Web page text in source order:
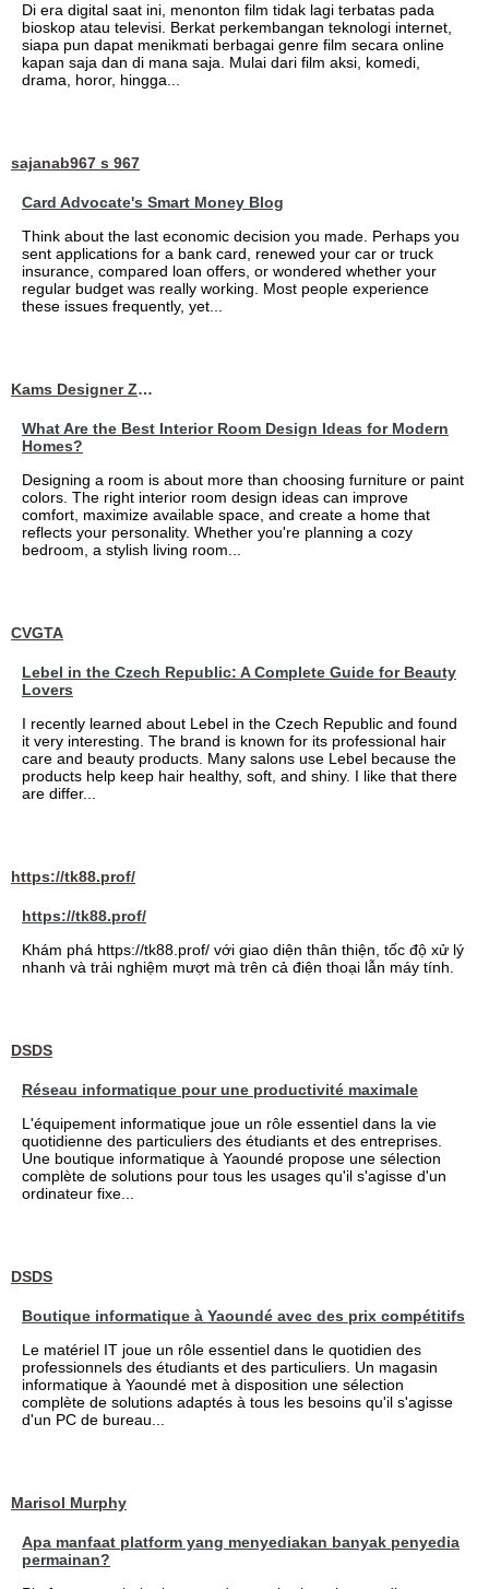
Di era digital saat ini, menonton film tidak lagi terbatas pada
bioskop atau televisi. Berkat perkembangan teknologi internet,
siapa pun dapat menikmati berbagai genre film secara online
kapan saja dan di mana saja. Mulai dari film aksi, komedi,
drama, horor, hingga...
sajanab967 s 967
Card Advocate's Smart Money Blog
Think about the last economic decision you made. Perhaps you
sent applications for a bank card, renewed your car or truck
insurance, compared loan offers, or wondered whether your
regular budget was really working. Most people experience
these issues frequently, yet...
Kams Designer Zone
What Are the Best Interior Room Design Ideas for Modern
Homes?
Designing a room is about more than choosing furniture or paint
colors. The right interior room design ideas can improve
comfort, maximize available space, and create a home that
reflects your personality. Whether you're planning a cozy
bedroom, a stylish living room...
CVGTA
Lebel in the Czech Republic: A Complete Guide for Beauty
Lovers
I recently learned about Lebel in the Czech Republic and found
it very interesting. The brand is known for its professional hair
care and beauty products. Many salons use Lebel because the
products help keep hair healthy, soft, and shiny. I like that there
are differ...
https://tk88.prof/
https://tk88.prof/
Khám phá https://tk88.prof/ với giao diện thân thiện, tốc độ xử lý
nhanh và trải nghiệm mượt mà trên cả điện thoại lẫn máy tính.
DSDS
Réseau informatique pour une productivité maximale
L'équipement informatique joue un rôle essentiel dans la vie
quotidienne des particuliers des étudiants et des entreprises.
Une boutique informatique à Yaoundé propose une sélection
complète de solutions pour tous les usages qu'il s'agisse d'un
ordinateur fixe...
DSDS
Boutique informatique à Yaoundé avec des prix compétitifs
Le matériel IT joue un rôle essentiel dans le quotidien des
professionnels des étudiants et des particuliers. Un magasin
informatique à Yaoundé met à disposition une sélection
complète de solutions adaptés à tous les besoins qu'il s'agisse
d'un PC de bureau...
Marisol Murphy
Apa manfaat platform yang menyediakan banyak penyedia
permainan?